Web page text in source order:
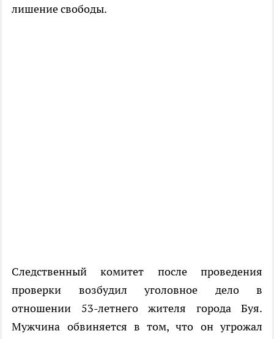
лишение свободы.
Следственный комитет после проведения
проверки возбудил уголовное дело в
отношении 53-летнего жителя города Буя.
Мужчина обвиняется в том, что он угрожал